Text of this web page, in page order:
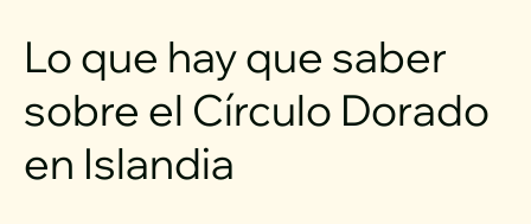
Lo que hay que saber
sobre el Círculo Dorado
en Islandia